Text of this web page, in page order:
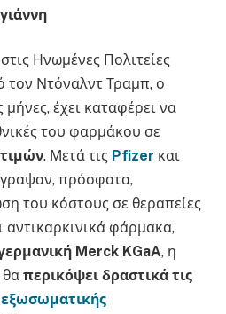
Ηνωμένες Πολιτείες
τον Ντόναλντ Τραμπ, ο
έχει καταφέρει να
του φαρμάκου σε
. Μετά τις Pfizer και
πρόσφατα,
του κόστους σε θεραπείες
φάρμακα,
Merck KGaA, η
θα περικόψει δραστικά τις
εξωσωματικής